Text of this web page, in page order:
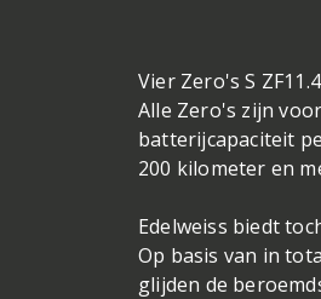
Vier Zero's S
Alle Zero's zijn
batterijcapaciteit
200 kilometer en
Edelweiss biedt
Op basis van in
glijden de